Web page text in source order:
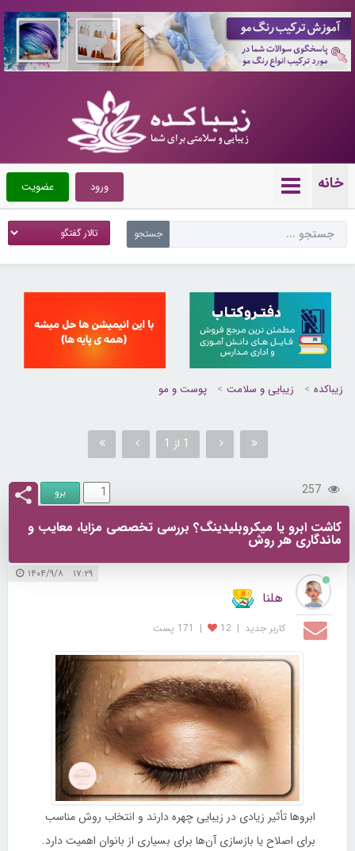
10089665
خانه عضویت ورود
زیباکده زیبایی و سلامت پوست و مو
1 از 1
257
کاشت ابرو یا میکروبلیدینگ؟ بررسی تخصصی مزایا، معایب و
ماندگاری هر روش
۱۷:۲۹ ۱۴۰۴/۹/۸
هلنا
کاربر جديد |
12
| 171 پست
ابروها تأثیر زیادی در زیبایی چهره دارند و انتخاب روش مناسب
برای اصلاح یا بازسازی آن‌ها برای بسیاری از بانوان اهمیت دارد.